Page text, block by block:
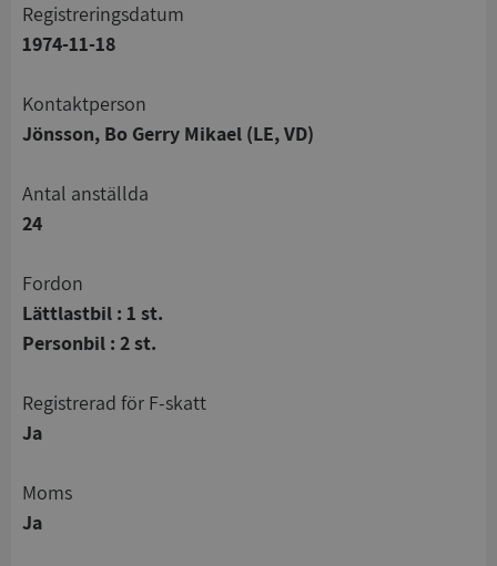
registreringsdatum
1974-11-18
Kontaktperson
Jönsson, Bo Gerry Mikael (LE, VD)
Antal anställda
24
Fordon
Lättlastbil : 1 st.
Personbil : 2 st.
registrerad för F-skatt
Ja
Moms
Ja